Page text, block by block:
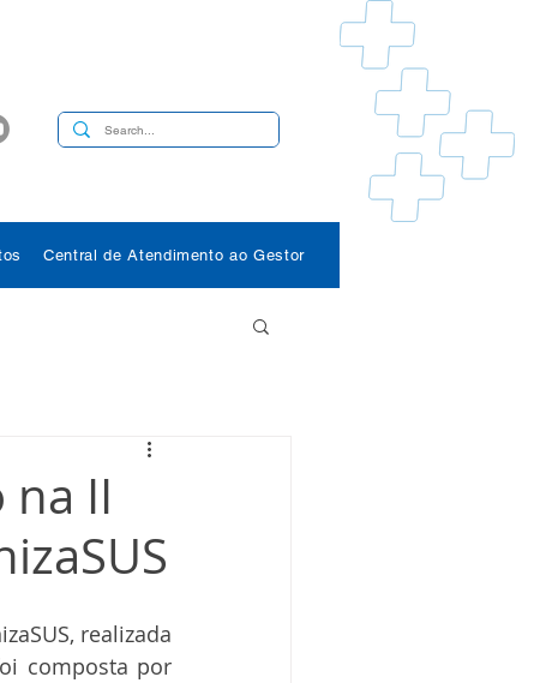
Central de Atendimento ao Gestor
na II
realizada
composta por